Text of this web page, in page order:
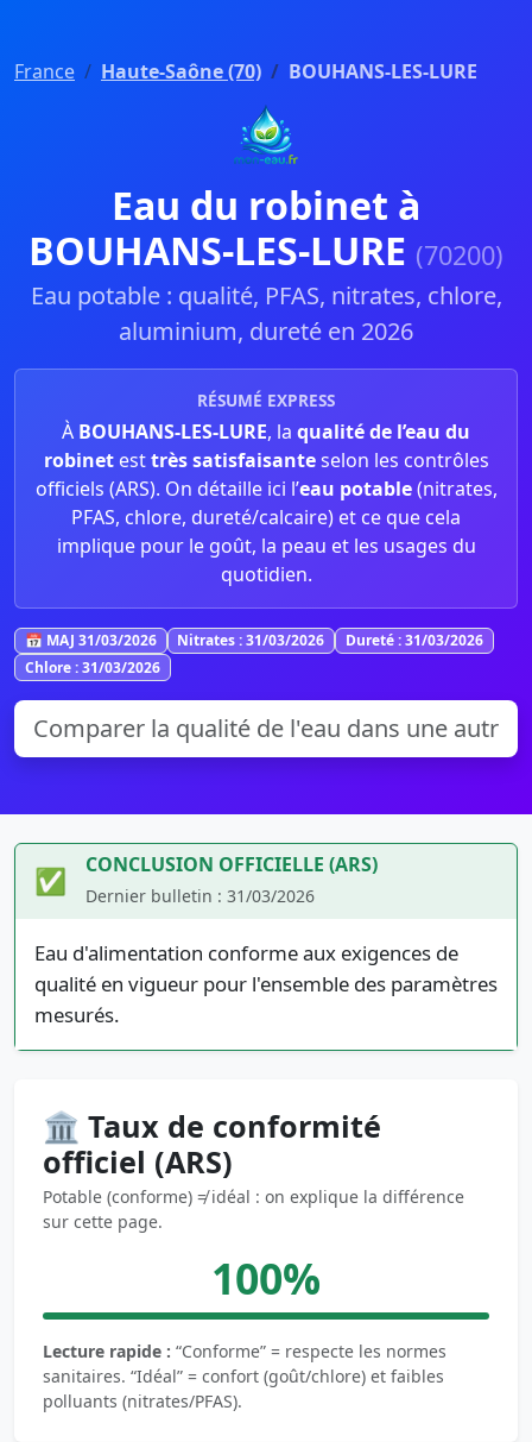
France Haute-Saône (70) BOUHANS-LES-LURE
Eau du robinet à
BOUHANS-LES-LURE (70200)
Eau potable : qualité, PFAS, nitrates, chlore,
aluminium, dureté en 2026
RÉSUMÉ EXPRESS
À BOUHANS-LES-LURE, la qualité de l’eau du
robinetesttrès satisfaisanteselon les contrôles
officiels (ARS). On détaille ici l’eau potable(nitrates,
PFAS, chlore, dureté/calcaire) et ce que cela
implique pour le goût, la peau et les usages du
quotidien.
📅 MAJ 31/03/2026 Nitrates : 31/03/2026
Dureté : 31/03/2026
Chlore : 31/03/2026
✅ CONCLUSION OFFICIELLE (ARS)
Dernier bulletin : 31/03/2026
Eau d'alimentation conforme aux exigences de
qualité en vigueur pour l'ensemble des paramètres
mesurés.
🏛️ Taux de conformité
officiel (ARS)
Potable (conforme) ≠ idéal : on explique la différence
sur cette page.
100%
Lecture rapide : “Conforme” = respecte les normes
sanitaires. “Idéal” = confort (goût/chlore) et faibles
polluants (nitrates/PFAS).